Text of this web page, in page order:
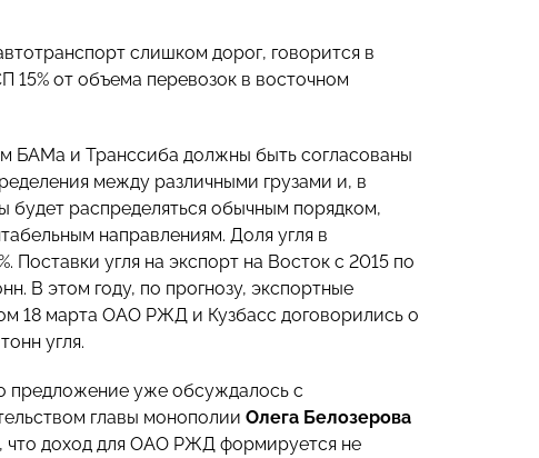
слишком дорог, говорится в
15% от объема перевозок в восточном
БАМа и Транссиба должны быть согласованы
между различными грузами и, в
будет распределяться обычным порядком,
направлениям. Доля угля в
Поставки угля на экспорт на Восток с 2015 по
В этом году, по прогнозу, экспортные
18 марта ОАО РЖД и Кузбасс договорились о
угля.
предложение уже обсуждалось с
главы монополии Олега Белозерова
что доход для ОАО РЖД формируется не